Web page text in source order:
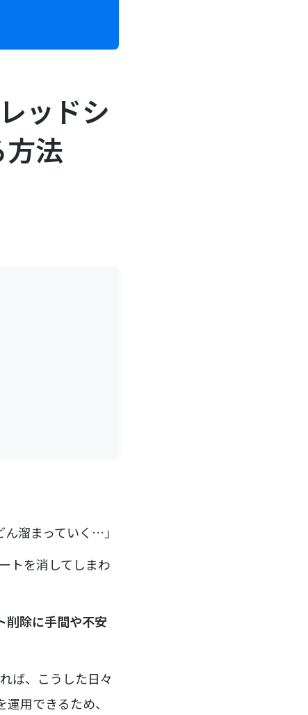
ッドシ
法
溜まっていく…」
トを消してしまわ
削除に手間や不安
ば、こうした日々
用できるため、